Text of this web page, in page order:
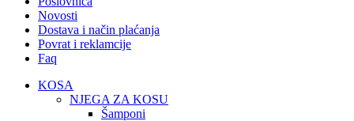
Novosti
Dostava i način plaćanja
Povrat i reklamcije
Faq
KOSA
NJEGA ZA KOSU
Šamponi